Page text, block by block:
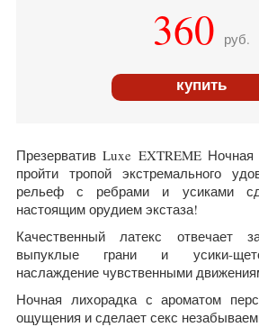
360 руб.
купить
Презерватив Luxe EXTREME
пройти тропой экстремального
рельеф с ребрами и усиками
настоящим орудием экстаза!
Качественный латекс отвечает
выпуклые грани и усики-
наслаждение чувственными
Ночная лихорадка с ароматом
ощущения и сделает секс